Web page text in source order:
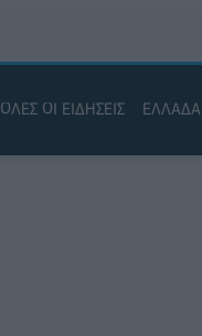
ΟΛΕΣ ΟΙ ΕΙΔΗΣΕΙΣ ΕΛΛΑΔΑ